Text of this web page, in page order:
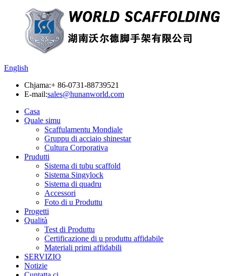
English
Chjama:+ 86-0731-88739521
E-mail:sales@hunanworld.com
Casa
Quale simu
Scaffulamentu Mondiale
Gruppu di acciaio shinestar
Cultura Corporativa
Prudutti
Sistema di tubu scaffold
Sistema Singylock
Sistema di quadru
Accessori
Foto di u Produttu
Progetti
Qualità
Test di Produttu
Certificazione di u produttu affidabile
Materiali primi affidabili
SERVIZIO
Notizie